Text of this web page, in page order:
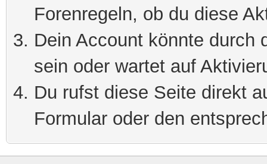
Forenregeln, ob du diese
Dein Account könnte durch
sein oder wartet auf
Du rufst diese Seite direkt
Formular oder den